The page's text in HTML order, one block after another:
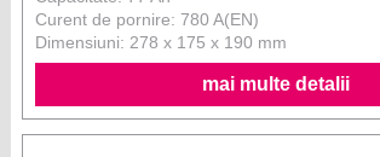
Curent de pornire: 780 A(EN)
Dimensiuni: 278 x 175 x 190 mm
mai multe detalii